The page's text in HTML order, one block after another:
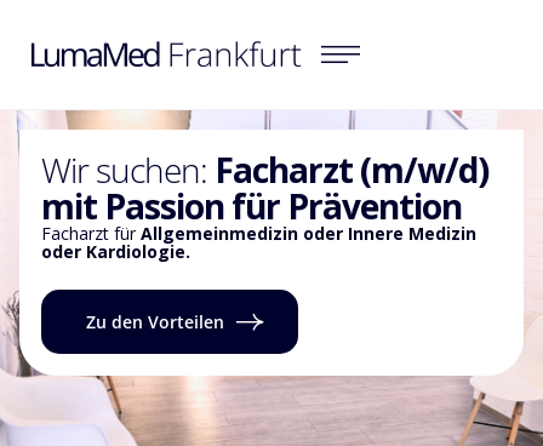
Wir suchen: Facharzt (m/w/d)
mit Passion für Prävention
Facharzt fürAllgemeinmedizin oder Innere Medizin
oder Kardiologie.
Zu den Vorteilen